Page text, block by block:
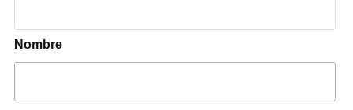
Nombre